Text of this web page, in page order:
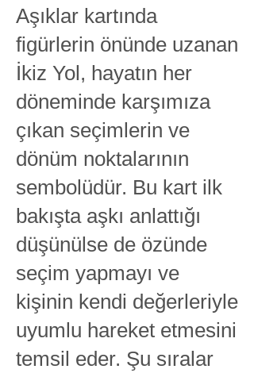
Aşıklar kartında
figürlerin önünde uzanan
İkiz Yol, hayatın her
döneminde karşımıza
çıkan seçimlerin ve
dönüm noktalarının
sembolüdür. Bu kart ilk
bakışta aşkı anlattığı
düşünülse de özünde
seçim yapmayı ve
kişinin kendi değerleriyle
uyumlu hareket etmesini
temsil eder. Şu sıralar